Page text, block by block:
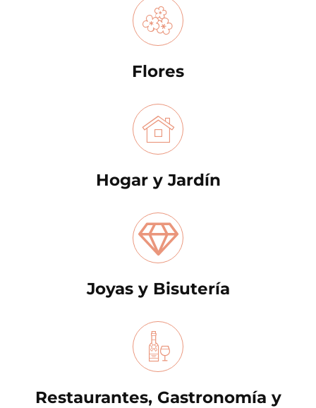
Flores
Hogar y Jardín
Joyas y Bisutería
Restaurantes, Gastronomía y